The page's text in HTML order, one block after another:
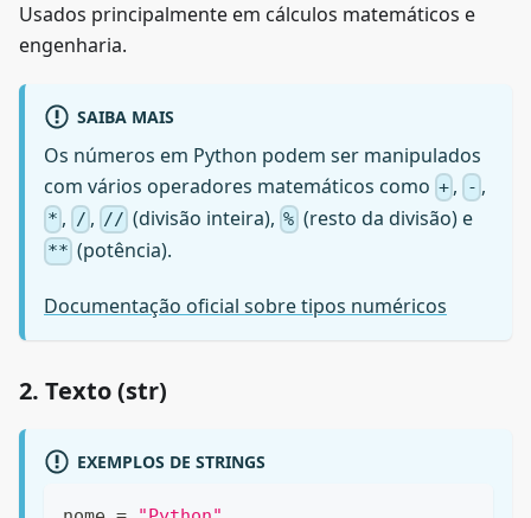
Usados principalmente em cálculos matemáticos e
engenharia.
SAIBA MAIS
Os números em Python podem ser manipulados
com vários operadores matemáticos como + , - ,
* , / , // (divisão inteira),%(resto da divisão) e
** (potência).
Documentação oficial sobre tipos numéricos
2. Texto (str)
EXEMPLOS DE STRINGS